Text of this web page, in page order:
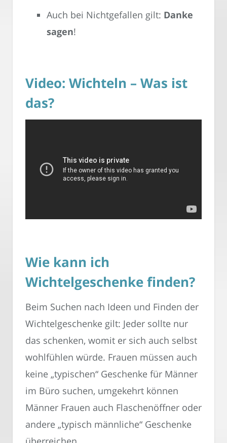
Auch bei Nichtgefallen gilt: Danke
sagen!
Video: Wichteln – Was ist
das?
Wie kann ich
Wichtelgeschenke finden?
Beim Suchen nach Ideen und Finden der
Wichtelgeschenke gilt: Jeder sollte nur
das schenken, womit er sich auch selbst
wohlfühlen würde. Frauen müssen auch
keine „typischen“ Geschenke für Männer
im Büro suchen, umgekehrt können
Männer Frauen auch Flaschenöffner oder
andere „typisch männliche“ Geschenke